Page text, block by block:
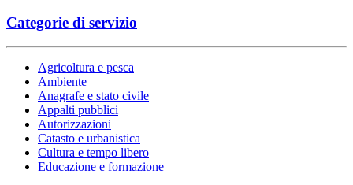
Categorie di servizio
Agricoltura e pesca
Ambiente
Anagrafe e stato civile
Appalti pubblici
Autorizzazioni
Catasto e urbanistica
Cultura e tempo libero
Educazione e formazione